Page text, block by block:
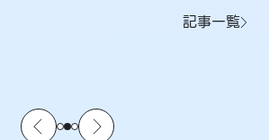
記事一覧